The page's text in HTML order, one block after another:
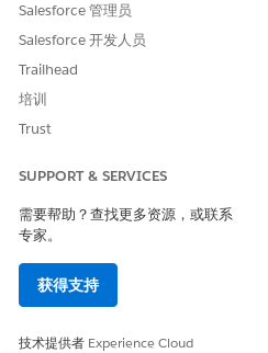
请与我们共享您的想法，
Salesforce 管理员
Salesforce 开发人员
Trailhead
培训
Trust
SUPPORT & SERVICES
需要帮助？查找更多资源，或联系
专家。
获得支持
技术提供者 Experience Cloud